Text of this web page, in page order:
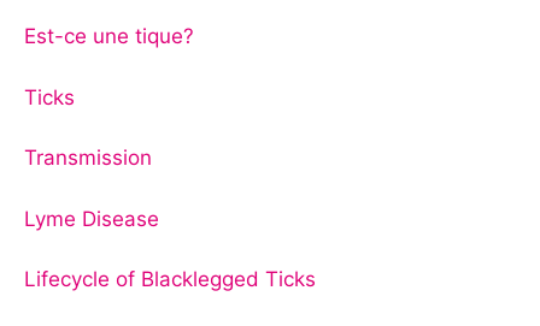
Est-ce une tique?
Ticks
Transmission
Lyme Disease
Lifecycle of Blacklegged Ticks